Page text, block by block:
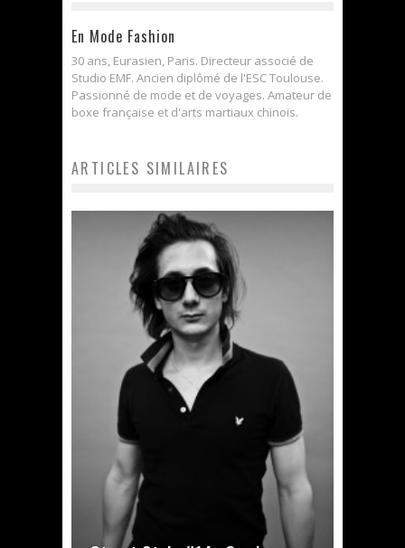
En Mode Fashion
30 ans, Eurasien, Paris. Directeur associé de
Studio EMF. Ancien diplômé de l'ESC Toulouse.
Passionné de mode et de voyages. Amateur de
boxe française et d'arts martiaux chinois.
ARTICLES SIMILAIRES